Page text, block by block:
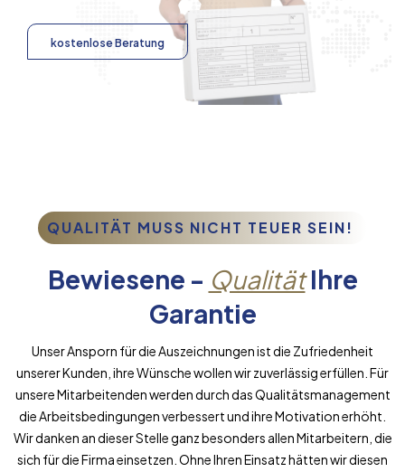
kostenlose Beratung
QUALITÄT MUSS NICHT TEUER SEIN!
Bewiesene - QualitätIhre
Garantie
Unser Ansporn für die Auszeichnungen ist die Zufriedenheit
unserer Kunden, ihre Wünsche wollen wir zuverlässig erfüllen. Für
unsere Mitarbeitenden werden durch das Qualitätsmanagement
die Arbeitsbedingungen verbessert und ihre Motivation erhöht.
Wir danken an dieser Stelle ganz besonders allen Mitarbeitern, die
sich für die Firma einsetzen. Ohne Ihren Einsatz hätten wir diesen